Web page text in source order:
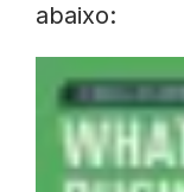
abaixo: